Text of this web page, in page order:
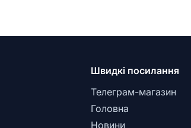
Швидкі посилання
Телеграм-магазин
Головна
Новини